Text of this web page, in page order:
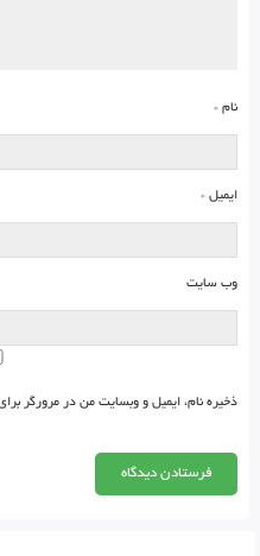
نام *
ایمیل *
وب‌ سایت
ذخیره نام، ایمیل و وبسایت من در مرورگر